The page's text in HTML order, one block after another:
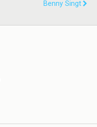
Benny Singt